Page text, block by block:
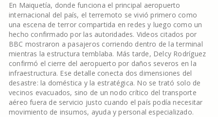
En Maiquetía, donde funciona el principal aeropuerto
internacional del país, el terremoto se vivió primero como
una escena de terror compartida en redes y luego como un
hecho confirmado por las autoridades. Videos citados por
BBC mostraron a pasajeros corriendo dentro de la terminal
mientras la estructura temblaba. Más tarde, Delcy Rodríguez
confirmó el cierre del aeropuerto por daños severos en la
infraestructura. Ese detalle conecta dos dimensiones del
desastre: la doméstica y la estratégica. No se trató solo de
vecinos evacuados, sino de un nodo crítico del transporte
aéreo fuera de servicio justo cuando el país podía necesitar
movimiento de insumos, ayuda y personal especializado.